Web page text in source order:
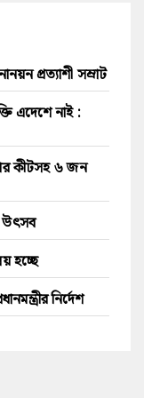
প্রত্যাশী সম্রাট
এদেশে নাই :
কীটসহ ৬ জন
উৎসব
হচ্ছে
নির্দেশ